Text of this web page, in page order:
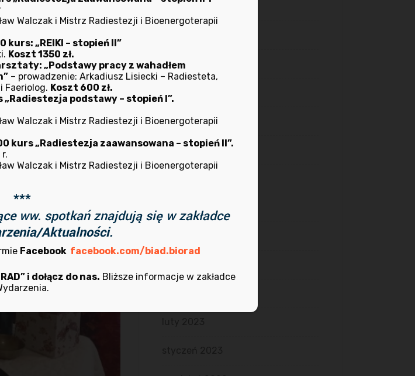
kwiecień 2026
październik 2024
lipiec 2024
marzec 2024
Walczak i Mistrz Radiestezji i Bioenergoterapii
„REIKI – stopień II”
Koszt 1350 zł.
„Podstawy pracy z wahadłem
– prowadzenie: Arkadiusz Lisiecki – Radiesteta,
Faeriolog. Koszt 600 zł.
podstawy – stopień I”.
Walczak i Mistrz Radiestezji i Bioenergoterapii
kurs „Radiestezja zaawansowana – stopień II”.
Walczak i Mistrz Radiestezji i Bioenergoterapii
***
ww. spotkań znajdują się w zakładce
Aktualności.
Facebook facebook.com/biad.biorad
i dołącz do nas. Bliższe informacje w zakładce